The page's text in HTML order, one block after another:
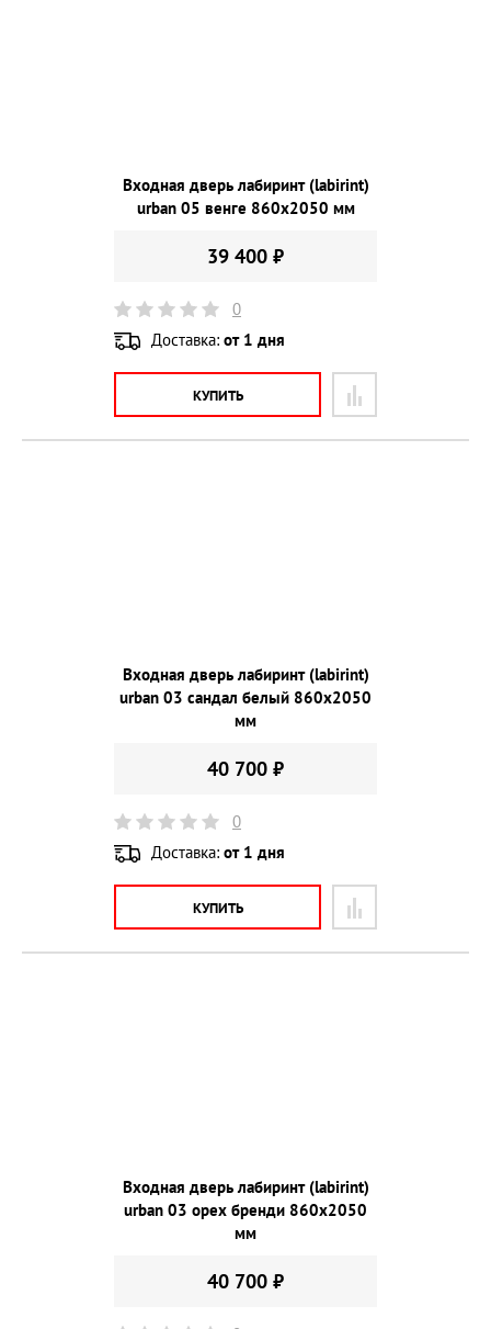
Входная дверь лабиринт (labirint)
urban 05 венге 860х2050 мм
39 400 ₽
0
Доставка: от 1 дня
КУПИТЬ
Входная дверь лабиринт (labirint)
urban 03 сандал белый 860х2050
мм
40 700 ₽
0
Доставка: от 1 дня
КУПИТЬ
Входная дверь лабиринт (labirint)
urban 03 орех бренди 860х2050
мм
40 700 ₽